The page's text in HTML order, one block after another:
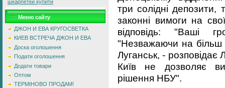
шкарпетки купити
Меню сайту
ДЖОН И ЕВА КРУГОСВЕТКА
КИЕВ ВСТРЕЧА ДЖОН И ЕВА
Доска оголошення
Подати оголошення
Додати товари
Оптом
ТЕРМІНОВО ПРОДАМ!
три солідні
законні вимоги на
відповідь: "Ваші
"Незважаючи на більш
Луганськ, -
Київ не дозволяє
рішення НБУ".